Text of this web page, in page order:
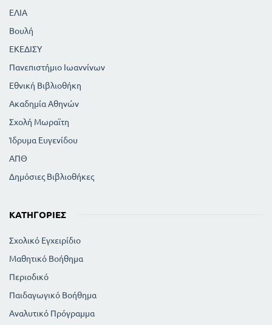
ΕΛΙΑ
Βουλή
ΕΚΕΔΙΣΥ
Πανεπιστήμιο Ιωαννίνων
Εθνική Βιβλιοθήκη
Ακαδημία Αθηνών
Σχολή Μωραϊτη
Ίδρυμα Ευγενίδου
ΑΠΘ
Δημόσιες Βιβλιοθήκες
ΚΑΤΗΓΟΡΊΕΣ
Σχολικό Εγχειρίδιο
Μαθητικό Βοήθημα
Περιοδικό
Παιδαγωγικό Βοήθημα
Αναλυτικό Πρόγραμμα